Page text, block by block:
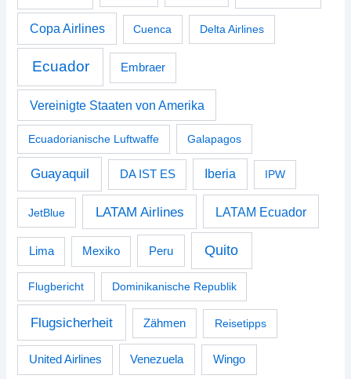
Copa Airlines Cuenca Delta Airlines
Ecuador Embraer
Vereinigte Staaten von Amerika
Ecuadorianische Luftwaffe Galapagos
Guayaquil DA IST ES Iberia IPW
JetBlue LATAM Airlines LATAM Ecuador
Lima Mexiko Peru Quito
Flugbericht Dominikanische Republik
Flugsicherheit Zähmen Reisetipps
United Airlines Venezuela Wingo